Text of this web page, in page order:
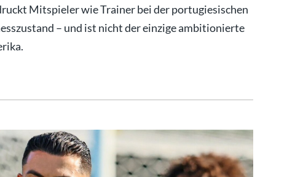
Mitspieler wie Trainer bei der portugiesischen
– und ist nicht der einzige ambitionierte